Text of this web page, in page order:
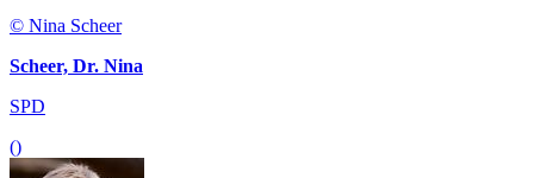
© Nina Scheer
Scheer, Dr. Nina
SPD
()